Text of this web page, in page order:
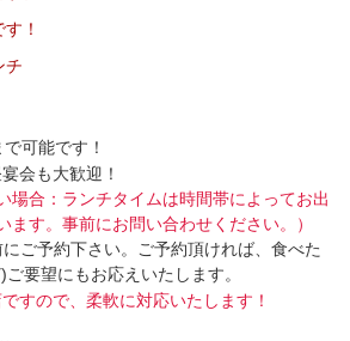
！
チ
可能です！
会も大歓迎！
場合：ランチタイムは時間帯によってお出
ます。事前にお問い合わせください。）
ご予約下さい。ご予約頂ければ、食べた
要望にもお応えいたします。
すので、柔軟に対応いたします！